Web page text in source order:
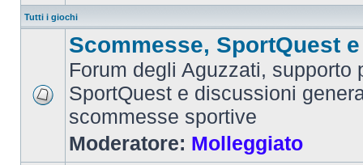
Tutti i giochi
Scommesse, SportQuest
Forum degli Aguzzati, supporto
SportQuest e discussioni
scommesse sportive
Moderatore: Molleggiato